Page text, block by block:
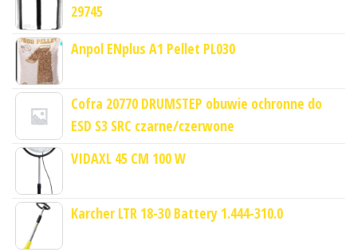
29745
Anpol ENplus A1 Pellet PL030
Cofra 20770 DRUMSTEP obuwie ochronne do
ESD S3 SRC czarne/czerwone
VIDAXL 45 CM 100 W
Karcher LTR 18-30 Battery 1.444-310.0